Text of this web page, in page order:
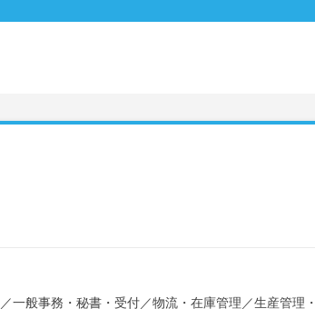
／一般事務・秘書・受付／物流・在庫管理 ／生産管理